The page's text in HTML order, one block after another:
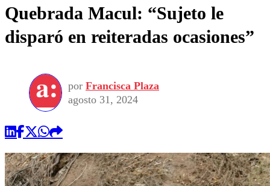
Quebrada Macul: “Sujeto le
disparó en reiteradas ocasiones”
por Francisca Plaza
agosto 31, 2024